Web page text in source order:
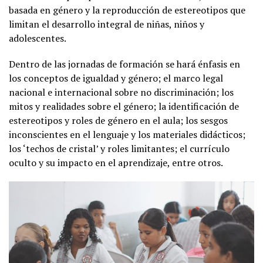
basada en género y la reproducción de estereotipos que
limitan el desarrollo integral de niñas, niños y
adolescentes.
Dentro de las jornadas de formación se hará énfasis en
los conceptos de igualdad y género; el marco legal
nacional e internacional sobre no discriminación; los
mitos y realidades sobre el género; la identificación de
estereotipos y roles de género en el aula; los sesgos
inconscientes en el lenguaje y los materiales didácticos;
los ‘techos de cristal’ y roles limitantes; el currículo
oculto y su impacto en el aprendizaje, entre otros.